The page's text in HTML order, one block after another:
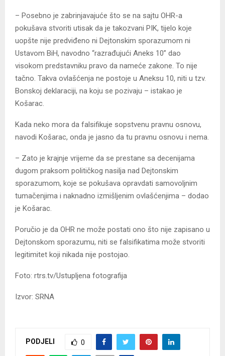
– Posebno je zabrinjavajuće što se na sajtu OHR-a
pokušava stvoriti utisak da je takozvani PIK, tijelo koje
uopšte nije predviđeno ni Dejtonskim sporazumom ni
Ustavom BiH, navodno “razrađujući Aneks 10” dao
visokom predstavniku pravo da nameće zakone. To nije
tačno. Takva ovlašćenja ne postoje u Aneksu 10, niti u tzv.
Bonskoj deklaraciji, na koju se pozivaju – istakao je
Košarac.
Kada neko mora da falsifikuje sopstvenu pravnu osnovu,
navodi Košarac, onda je jasno da tu pravnu osnovu i nema.
– Zato je krajnje vrijeme da se prestane sa decenijama
dugom praksom političkog nasilja nad Dejtonskim
sporazumom, koje se pokušava opravdati samovoljnim
tumačenjima i naknadno izmišljenim ovlašćenjima – dodao
je Košarac.
Poručio je da OHR ne može postati ono što nije zapisano u
Dejtonskom sporazumu, niti se falsifikatima može stvoriti
legitimitet koji nikada nije postojao.
Foto: rtrs.tv/Ustupljena fotografija
Izvor: SRNA
PODJELI 0